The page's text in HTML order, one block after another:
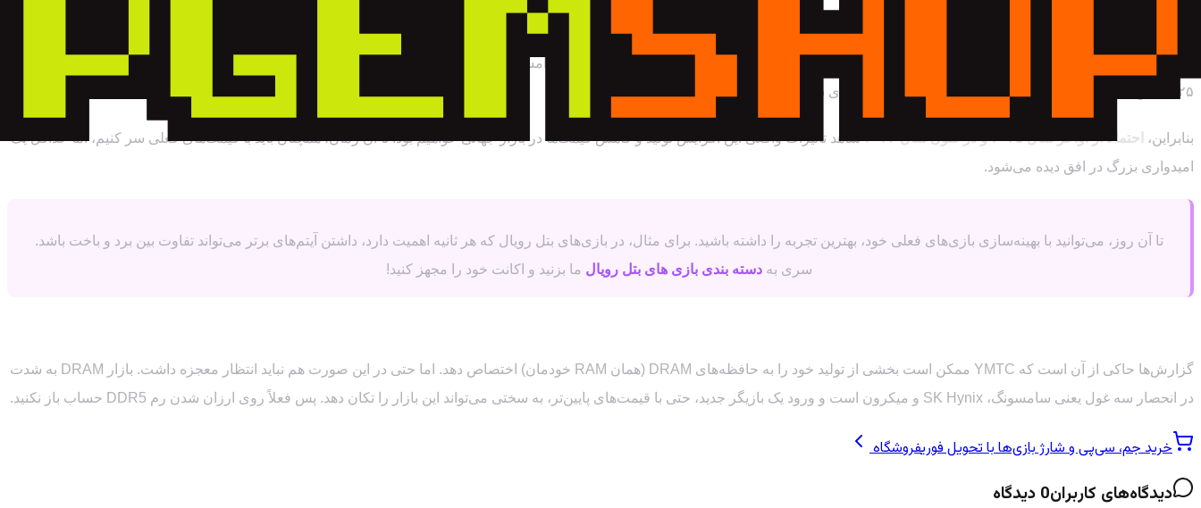
هیجان‌زده شدید؟ حق دارید، اما کمی صبر کنید! این اتفاق یک شبه رخ نخواهد داد. اولین کارخانه جدید YMTC اواخر امسال یا اوایل سال آینده به بهره‌برداری می‌رسد و رسیدن به ظرفیت کامل آن تا پایان سال
۲۰۲۵ طول می‌کشد. دو کارخانه دیگر نیز چندین سال زمان برای ساخت و تجهیز نیاز دارند.
بنابراین، احتمالاً از اواخر سال ۲۰۲۵ و در طول سال ۲۰۲۶
شاهد تاثیرات واقعی این افزایش تولید و کاهش قیمت‌ها در بازار جهانی خواهیم بود. تا آن زمان، همچنان باید با قیمت‌های فعلی سر کنیم، اما حداقل یک
امیدواری بزرگ در افق دیده می‌شود.
تا آن روز، می‌توانید با بهینه‌سازی بازی‌های فعلی خود، بهترین تجربه را داشته باشید. برای مثال، در بازی‌های بتل رویال که هر ثانیه اهمیت دارد، داشتن آیتم‌های برتر می‌تواند تفاوت بین برد و باخت باشد.
سری بهدسته بندی بازی های بتل رویال ما بزنید و اکانت خود را مجهز کنید!
گزارش‌ها حاکی از آن است که YMTC ممکن است بخشی از تولید خود را به حافظه‌های DRAM (همان RAM خودمان) اختصاص دهد. اما حتی در این صورت هم نباید انتظار معجزه داشت. بازار DRAM به شدت
در انحصار سه غول یعنی سامسونگ، SK Hynix و میکرون است و ورود یک بازیگر جدید، حتی با قیمت‌های پایین‌تر، به سختی می‌تواند این بازار را تکان دهد. پس فعلاً روی ارزان شدن رم DDR5 حساب باز نکنید.
خرید جم، سی‌پی و شارژ بازی‌ها با تحویل فوریفروشگاه
دیدگاه‌های کاربران0 دیدگاه